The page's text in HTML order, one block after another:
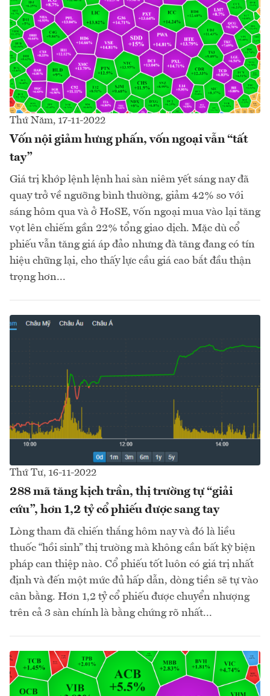
Thứ Năm, 17-11-2022
Vốn nội giảm hưng phấn, vốn ngoại vẫn “tất
tay”
Giá trị khớp lệnh lệnh hai sàn niêm yết sáng nay đã
quay trở về ngưỡng bình thường, giảm 42% so với
sáng hôm qua và ở HoSE, vốn ngoại mua vào lại tăng
vọt lên chiếm gần 22% tổng giao dịch. Mặc dù cổ
phiếu vẫn tăng giá áp đảo nhưng đà tăng đang có tín
hiệu chững lại, cho thấy lực cầu giá cao bắt đầu thận
trọng hơn...
Thứ Tư, 16-11-2022
288 mã tăng kịch trần, thị trường tự “giải
cứu”, hơn 1,2 tỷ cổ phiếu được sang tay
Lòng tham đã chiến thắng hôm nay và đó là liều
thuốc “hồi sinh” thị trường mà không cần bất kỳ biện
pháp can thiệp nào. Cổ phiếu tốt luôn có giá trị nhất
định và đến một mức đủ hấp dẫn, dòng tiền sẽ tự vào
cân bằng. Hơn 1,2 tỷ cổ phiếu được chuyển nhượng
trên cả 3 sàn chính là bằng chứng rõ nhất...